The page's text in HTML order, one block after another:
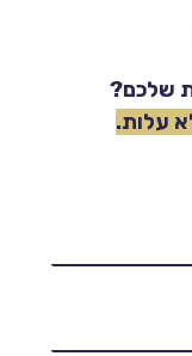
שלכם?
עלות.